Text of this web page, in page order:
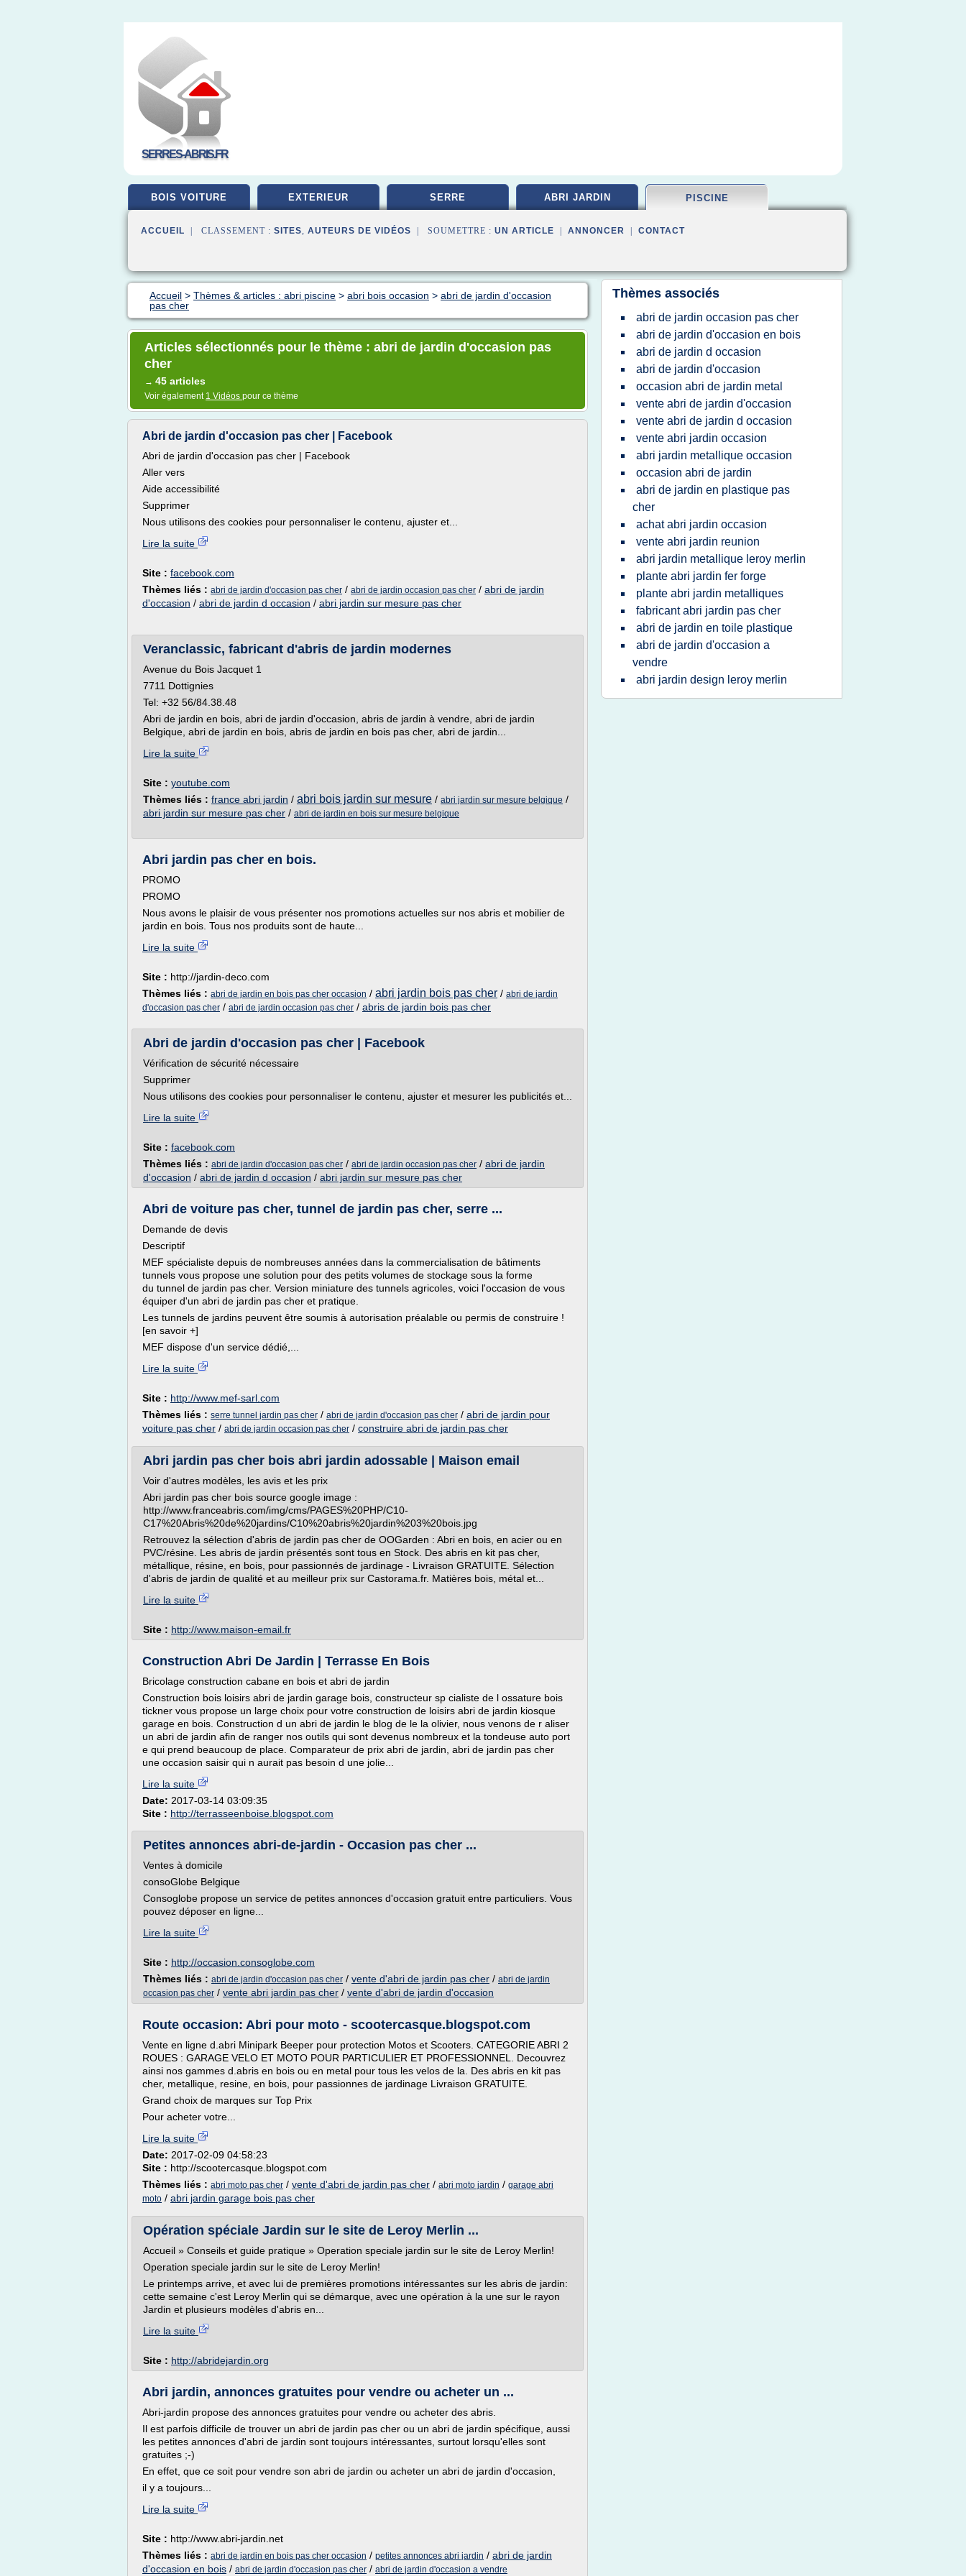
SERRES-ABRIS.FR
BOIS VOITURE EXTERIEUR SERRE ABRI JARDIN PISCINE
ACCUEIL | CLASSEMENT : SITES, AUTEURS DE VIDÉOS | SOUMETTRE : UN ARTICLE ANNONCER CONTACT
Accueil > Thèmes & articles : abri piscine > abri bois occasion > abri de jardin d'occasion
pas cher
Articles sélectionnés pour le thème : abri de jardin d'occasion pas
cher
→ 45 articles
Voir également 1 Vidéos pour ce thème
Abri de jardin d'occasion pas cher | Facebook
Abri de jardin d'occasion pas cher | Facebook
Aller vers
Aide accessibilité
Supprimer
Nous utilisons des cookies pour personnaliser le contenu, ajuster et...
Lire la suite
Site : facebook.com
Thèmes liés : abri de jardin d'occasion pas cher / abri de jardin occasion pas cher / abri de jardin
d'occasion / abri de jardin d occasion / abri jardin sur mesure pas cher
Veranclassic, fabricant d'abris de jardin modernes
Avenue du Bois Jacquet 1
7711 Dottignies
Tel: +32 56/84.38.48
Abri de jardin en bois, abri de jardin d'occasion, abris de jardin à vendre, abri de jardin
Belgique, abri de jardin en bois, abris de jardin en bois pas cher, abri de jardin...
Lire la suite
Site : youtube.com
Thèmes liés : france abri jardin / abri bois jardin sur mesure / abri jardin sur mesure belgique /
abri jardin sur mesure pas cher / abri de jardin en bois sur mesure belgique
Abri jardin pas cher en bois.
PROMO
PROMO
Nous avons le plaisir de vous présenter nos promotions actuelles sur nos abris et mobilier de
jardin en bois. Tous nos produits sont de haute...
Lire la suite
Site : http://jardin-deco.com
Thèmes liés : abri de jardin en bois pas cher occasion / abri jardin bois pas cher / abri de jardin
d'occasion pas cher / abri de jardin occasion pas cher / abris de jardin bois pas cher
Abri de jardin d'occasion pas cher | Facebook
Vérification de sécurité nécessaire
Supprimer
Nous utilisons des cookies pour personnaliser le contenu, ajuster et mesurer les publicités et...
Lire la suite
Site : facebook.com
Thèmes liés : abri de jardin d'occasion pas cher / abri de jardin occasion pas cher / abri de jardin
d'occasion / abri de jardin d occasion / abri jardin sur mesure pas cher
Abri de voiture pas cher, tunnel de jardin pas cher, serre ...
Demande de devis
Descriptif
MEF spécialiste depuis de nombreuses années dans la commercialisation de bâtiments
tunnels vous propose une solution pour des petits volumes de stockage sous la forme
du tunnel de jardin pas cher. Version miniature des tunnels agricoles, voici l'occasion de vous
équiper d'un abri de jardin pas cher et pratique.
Les tunnels de jardins peuvent être soumis à autorisation préalable ou permis de construire !
[en savoir +]
MEF dispose d'un service dédié,...
Lire la suite
Site : http://www.mef-sarl.com
Thèmes liés : serre tunnel jardin pas cher / abri de jardin d'occasion pas cher / abri de jardin pour
voiture pas cher / abri de jardin occasion pas cher / construire abri de jardin pas cher
Abri jardin pas cher bois abri jardin adossable | Maison email
Voir d'autres modèles, les avis et les prix
Abri jardin pas cher bois source google image :
http://www.franceabris.com/img/cms/PAGES%20PHP/C10-
C17%20Abris%20de%20jardins/C10%20abris%20jardin%203%20bois.jpg
Retrouvez la sélection d'abris de jardin pas cher de OOGarden : Abri en bois, en acier ou en
PVC/résine. Les abris de jardin présentés sont tous en Stock. Des abris en kit pas cher,
métallique, résine, en bois, pour passionnés de jardinage - Livraison GRATUITE. Sélection
d'abris de jardin de qualité et au meilleur prix sur Castorama.fr. Matières bois, métal et...
Lire la suite
Site : http://www.maison-email.fr
Construction Abri De Jardin | Terrasse En Bois
Bricolage construction cabane en bois et abri de jardin
Construction bois loisirs abri de jardin garage bois, constructeur sp cialiste de l ossature bois
tickner vous propose un large choix pour votre construction de loisirs abri de jardin kiosque
garage en bois. Construction d un abri de jardin le blog de le la olivier, nous venons de r aliser
un abri de jardin afin de ranger nos outils qui sont devenus nombreux et la tondeuse auto port
e qui prend beaucoup de place. Comparateur de prix abri de jardin, abri de jardin pas cher
une occasion saisir qui n aurait pas besoin d une jolie...
Lire la suite
Date: 2017-03-14 03:09:35
Site : http://terrasseenboise.blogspot.com
Petites annonces abri-de-jardin - Occasion pas cher ...
Ventes à domicile
consoGlobe Belgique
Consoglobe propose un service de petites annonces d'occasion gratuit entre particuliers. Vous
pouvez déposer en ligne...
Lire la suite
Site : http://occasion.consoglobe.com
Thèmes liés : abri de jardin d'occasion pas cher / vente d'abri de jardin pas cher / abri de jardin
occasion pas cher / vente abri jardin pas cher / vente d'abri de jardin d'occasion
Route occasion: Abri pour moto - scootercasque.blogspot.com
Vente en ligne d.abri Minipark Beeper pour protection Motos et Scooters. CATEGORIE ABRI 2
ROUES : GARAGE VELO ET MOTO POUR PARTICULIER ET PROFESSIONNEL. Decouvrez
ainsi nos gammes d.abris en bois ou en metal pour tous les velos de la. Des abris en kit pas
cher, metallique, resine, en bois, pour passionnes de jardinage Livraison GRATUITE.
Grand choix de marques sur Top Prix
Pour acheter votre...
Lire la suite
Date: 2017-02-09 04:58:23
Site : http://scootercasque.blogspot.com
Thèmes liés : abri moto pas cher / vente d'abri de jardin pas cher / abri moto jardin / garage abri
moto / abri jardin garage bois pas cher
Opération spéciale Jardin sur le site de Leroy Merlin ...
Accueil » Conseils et guide pratique » Operation speciale jardin sur le site de Leroy Merlin!
Operation speciale jardin sur le site de Leroy Merlin!
Le printemps arrive, et avec lui de premières promotions intéressantes sur les abris de jardin:
cette semaine c'est Leroy Merlin qui se démarque, avec une opération à la une sur le rayon
Jardin et plusieurs modèles d'abris en...
Lire la suite
Site : http://abridejardin.org
Abri jardin, annonces gratuites pour vendre ou acheter un ...
Abri-jardin propose des annonces gratuites pour vendre ou acheter des abris.
Il est parfois difficile de trouver un abri de jardin pas cher ou un abri de jardin spécifique, aussi
les petites annonces d'abri de jardin sont toujours intéressantes, surtout lorsqu'elles sont
gratuites ;-)
En effet, que ce soit pour vendre son abri de jardin ou acheter un abri de jardin d'occasion,
il y a toujours...
Lire la suite
Site : http://www.abri-jardin.net
Thèmes liés : abri de jardin en bois pas cher occasion / petites annonces abri jardin / abri de jardin
d'occasion en bois / abri de jardin d'occasion pas cher / abri de jardin d'occasion a vendre
Thèmes associés
abri de jardin occasion pas cher
abri de jardin d'occasion en bois
abri de jardin d occasion
abri de jardin d'occasion
occasion abri de jardin metal
vente abri de jardin d'occasion
vente abri de jardin d occasion
vente abri jardin occasion
abri jardin metallique occasion
occasion abri de jardin
abri de jardin en plastique pas
cher
achat abri jardin occasion
vente abri jardin reunion
abri jardin metallique leroy merlin
plante abri jardin fer forge
plante abri jardin metalliques
fabricant abri jardin pas cher
abri de jardin en toile plastique
abri de jardin d'occasion a
vendre
abri jardin design leroy merlin